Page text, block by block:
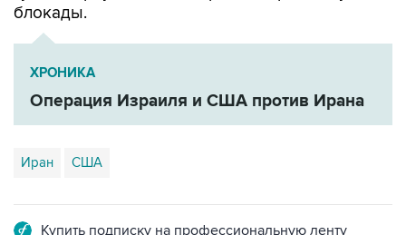
ХРОНИКА
Операция Израиля и США против Ирана
Иран США
Подписаться на рассылку главных новостей сайта